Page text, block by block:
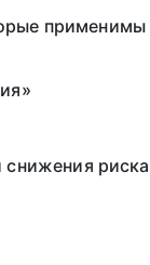
применимы
риска